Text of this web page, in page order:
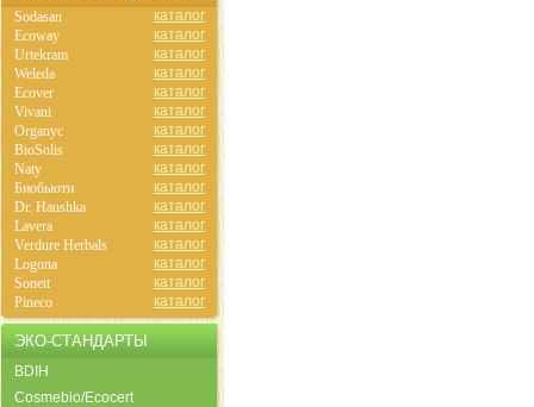
Sodasan
каталог
Ecoway
каталог
Urtekram
каталог
Weleda
каталог
Ecover
каталог
Vivani
каталог
Organyc
каталог
BioSolis
каталог
Naty
каталог
Биобьюти
каталог
Dr. Haushka
каталог
Lavera
каталог
Verdure Herbals
каталог
Logona
каталог
Sonett
каталог
Pineco
каталог
ЭКО-СТАНДАРТЫ
BDIH
Cosmebio/Ecocert